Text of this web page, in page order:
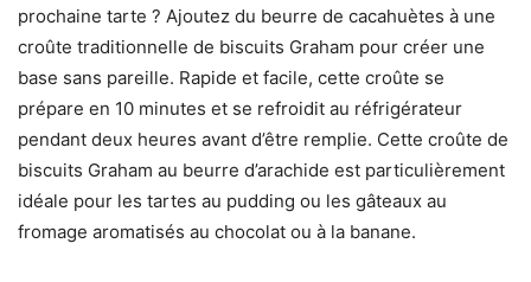
prochaine tarte ? Ajoutez du beurre de cacahuètes à une
croûte traditionnelle de biscuits Graham pour créer une
base sans pareille. Rapide et facile, cette croûte se
prépare en 10 minutes et se refroidit au réfrigérateur
pendant deux heures avant d’être remplie. Cette croûte de
biscuits Graham au beurre d’arachide est particulièrement
idéale pour les tartes au pudding ou les gâteaux au
fromage aromatisés au chocolat ou à la banane.